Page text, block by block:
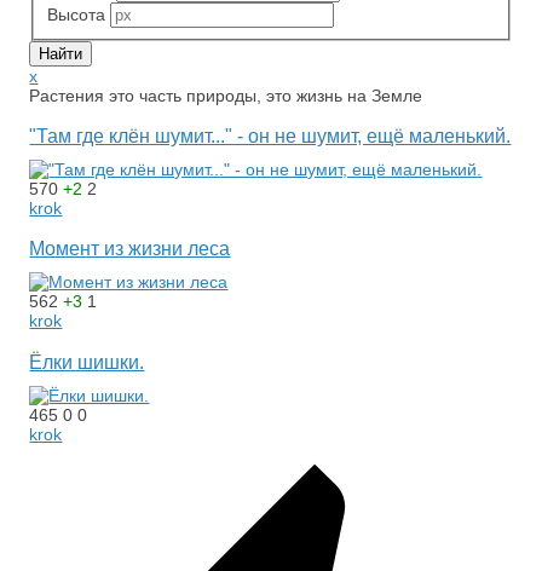
Высота
x
Растения это часть природы, это жизнь на Земле
"Там где клён шумит..." - он не шумит, ещё маленький.
570+2 2
krok
Момент из жизни леса
562+3 1
krok
Ёлки шишки.
46500
krok